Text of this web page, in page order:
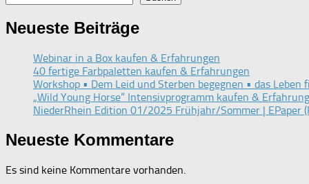
Neueste Beiträge
Webinar in a Box kaufen & Erfahrungen
40 fertige Farbpaletten kaufen & Erfahrungen
Workshop • Dem Leid und Sterben begegnen • das
„Wild Young Horse“ Intensivprogramm kaufen &
NiederRhein Edition 01/2025 Frühjahr/Sommer | EPaper
Neueste Kommentare
Es sind keine Kommentare vorhanden.